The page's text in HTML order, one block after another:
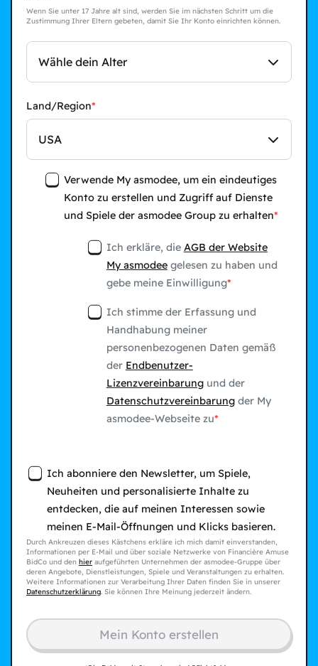
Wenn Sie unter 17 Jahre alt sind, werden Sie im nächsten Schritt um die
Zustimmung Ihrer Eltern gebeten, damit Sie Ihr Konto einrichten können.
Wähle dein Alter
Land/Region
USA
Verwende My asmodee, um ein eindeutiges
Konto zu erstellen und Zugriff auf Dienste
und Spiele der asmodee Group zu erhalten
Ich erkläre, die AGB der Website
My asmodeegelesen zu haben und
gebe meine Einwilligung
Ich stimme der Erfassung und
Handhabung meiner
personenbezogenen Daten gemäß
der Endbenutzer-
Lizenzvereinbarungund der
Datenschutzvereinbarungder My
asmodee-Webseite zu
Ich abonniere den Newsletter, um Spiele,
Neuheiten und personalisierte Inhalte zu
entdecken, die auf meinen Interessen sowie
meinen E-Mail-Öffnungen und Klicks basieren.
Durch Ankreuzen dieses Kästchens erkläre ich mich damit einverstanden,
Informationen per E-Mail und über soziale Netzwerke von Financière Amuse
BidCo und den hier aufgeführten Unternehmen der asmodee-Gruppe über
deren Angebote, Dienstleistungen, Spiele und Veranstaltungen zu erhalten.
Weitere Informationen zur Verarbeitung Ihrer Daten finden Sie in unserer
Datenschutzerklärung. Sie können Ihre Meinung jederzeit ändern.
Mein Konto erstellen​